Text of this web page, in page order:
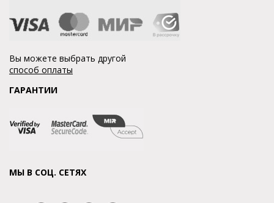
Вы можете выбрать другой
способ оплаты
ГАРАНТИИ
МЫ В СОЦ. СЕТЯХ